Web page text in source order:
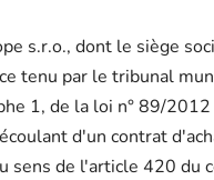
s.r.o., dont le siège
tenu par le tribunal
1, de la loi n° 89/2012
d'un contrat
sens de l'article 420 du